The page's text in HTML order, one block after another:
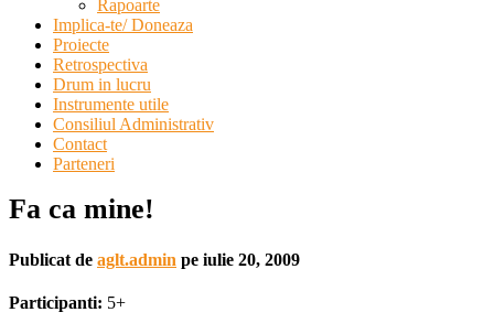
Rapoarte
Implica-te/ Doneaza
Proiecte
Retrospectiva
Drum in lucru
Instrumente utile
Consiliul Administrativ
Contact
Parteneri
Fa ca mine!
Publicat de aglt.admin pe iulie 20, 2009
Participanti: 5+